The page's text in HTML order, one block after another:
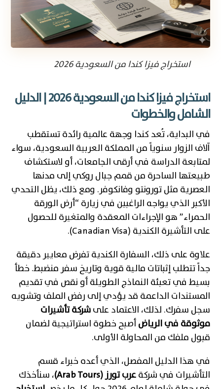
استخراج فيزا كندا من السعودية 2026
استخراج فيزا كندا من السعودية 2026 | الدليل
الشامل والخطوات
في البداية، تُعد كندا وجهة عالمية رائدة تستقطب
آلاف الزوار سنوياً من المملكة العربية السعودية، سواء
لمتابعة الدراسة في أرقى الجامعات، أو لاستكشاف
طبيعتها الساحرة من قمم جبال روكي إلى مدنها
العصرية مثل تورونتو وفانكوفر. ومع ذلك، يظل التحدي
الأكبر الذي يواجه الراغبين في زيارة “أرض الورقة
الحمراء” هو الإجراءات المعقدة والمتغيرة للحصول
على التأشيرة الكندية (Canadian Visa).
علاوة على ذلك، السفارة الكندية تفرض معايير دقيقة
جداً تتطلب إثباتات مالية قوية وتاريخ سفر منضبط. خطأ
بسيط في تعبئة النماذج الطويلة أو نقص في تقديم
المستندات الداعمة قد يؤدي إلى رفض الملف وتشويه
سجل سفرك. لذلك، الاعتماد علىشركة تأشيرات
موثوقة في الرياضأصبح خطوة استراتيجية لضمان
قبول ملفك من المحاولة الأولى.
في هذا الدليل المفصل، الذي أعده خبراء قسم
التأشيرات في شركةعرب تورز (Arab Tours)
، سنأخذك